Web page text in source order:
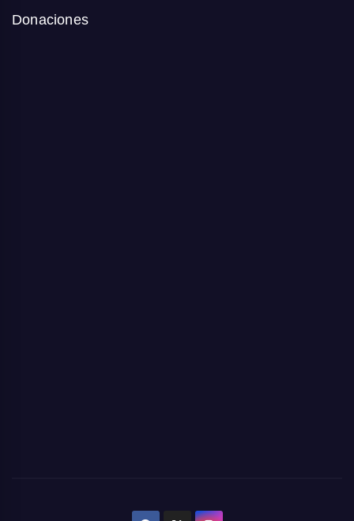
Donaciones